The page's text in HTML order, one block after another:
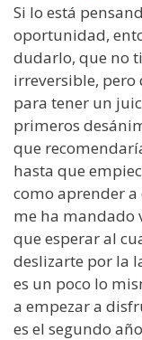
Si lo está
oportunidad,
dudarlo, que no
irreversible, pero
para tener un
primeros
que
hasta que
como aprender
me ha mandado
que esperar al
deslizarte por la
es un poco lo
a empezar a
es el segundo